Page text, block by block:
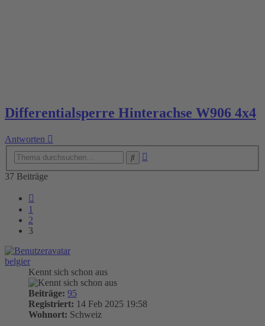
Differentialsperre Hinterachse W906 4x4
Antworten
37 Beiträge
1
2
3
belgier
Kennt sich schon aus
Beiträge: 95
Registriert: 14 Feb 2025 19:58
Wohnort: Schweiz